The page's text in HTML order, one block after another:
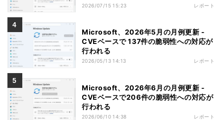
2026/07/15 15:23 レポート
Microsoft、2026年5月の月例更新 -
CVEベースで 137件の脆弱性への対応が
行われる
2026/05/13 14:13 レポート
Microsoft、2026年6月の月例更新 -
CVEベースで206件の脆弱性への対応が
行われる
2026/06/10 14:38 レポート